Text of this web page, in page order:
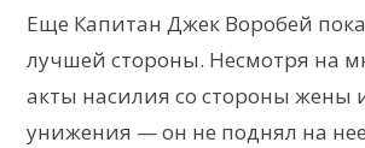
Еще Капитан Джек Воробей
лучшей стороны. Несмотря на
акты насилия со стороны жены
унижения — он не поднял на нее